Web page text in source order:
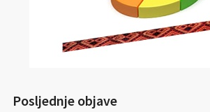
Posljednje objave